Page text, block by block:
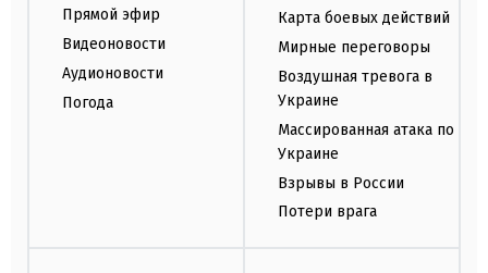
Прямой эфир
Видеоновости
Аудионовости
Погода
Карта боевых действий
Мирные переговоры
Воздушная тревога в
Украине
Массированная атака по
Украине
Взрывы в России
Потери врага